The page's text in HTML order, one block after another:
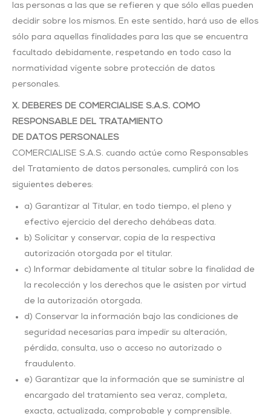
las personas a las que se refieren y que sólo ellas pueden
decidir sobre los mismos. En este sentido, hará uso de ellos
sólo para aquellas finalidades para las que se encuentra
facultado debidamente, respetando en todo caso la
normatividad vigente sobre protección de datos
personales.
X. DEBERES DE COMERCIALISE S.A.S. COMO
RESPONSABLE DEL TRATAMIENTO
DE DATOS PERSONALES
COMERCIALISE S.A.S. cuando actúe como Responsables
del Tratamiento de datos personales, cumplirá con los
siguientes deberes:
a) Garantizar al Titular, en todo tiempo, el pleno y
efectivo ejercicio del derecho dehábeas data.
b) Solicitar y conservar, copia de la respectiva
autorización otorgada por el titular.
c) Informar debidamente al titular sobre la finalidad de
la recolección y los derechos que le asisten por virtud
de la autorización otorgada.
d) Conservar la información bajo las condiciones de
seguridad necesarias para impedir su alteración,
pérdida, consulta, uso o acceso no autorizado o
fraudulento.
e) Garantizar que la información que se suministre al
encargado del tratamiento sea veraz, completa,
exacta, actualizada, comprobable y comprensible.